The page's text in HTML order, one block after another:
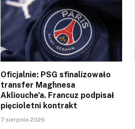
Oficjalnie: PSG sfinalizowało
transfer Maghnesa
Akliouche’a. Francuz podpisał
pięcioletni kontrakt
7 sierpnia 2026